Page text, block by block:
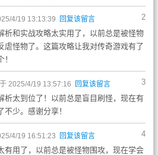
2
4/19 13:13:39 回复该留言
析和实战攻略太实用了，以前总是被怪物
虐怪物了。这篇攻略让我对传奇游戏有了
3
2025/4/19 13:57:16 回复该留言
析太到位了！以前总是盲目刷怪，现在有
少。感谢分享！
4
4/19 16:51:23 回复该留言
有用了，以前总是被怪物围攻，现在学会